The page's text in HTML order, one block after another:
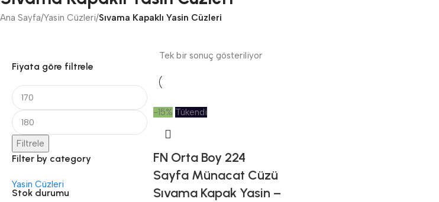
Ana Sayfa/Yasin Cüzleri/Sıvama Kapaklı Yasin Cüzleri
Fiyata göre filtrele
Filtrele
Filter by category
Yasin Cüzleri
Stok durumu
Tek bir sonuç gösteriliyor
-15% Tükendi
FN Orta Boy 224
Sayfa Münacat Cüzü
Sıvama Kapak Yasin –